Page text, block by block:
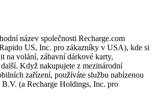
název společnosti Recharge.com
US, Inc. pro zákazníky v USA), kde si
na volání, zábavní dárkové karty,
Když nakupujete z mezinárodní
zařízení, používáte službu nabízenou
B.V. (a Recharge Holdings, Inc. pro